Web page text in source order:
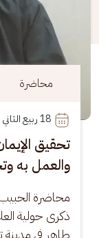
محاضرة
18
تحقيق
والعمل به
محاضرة
ذكرى حولية